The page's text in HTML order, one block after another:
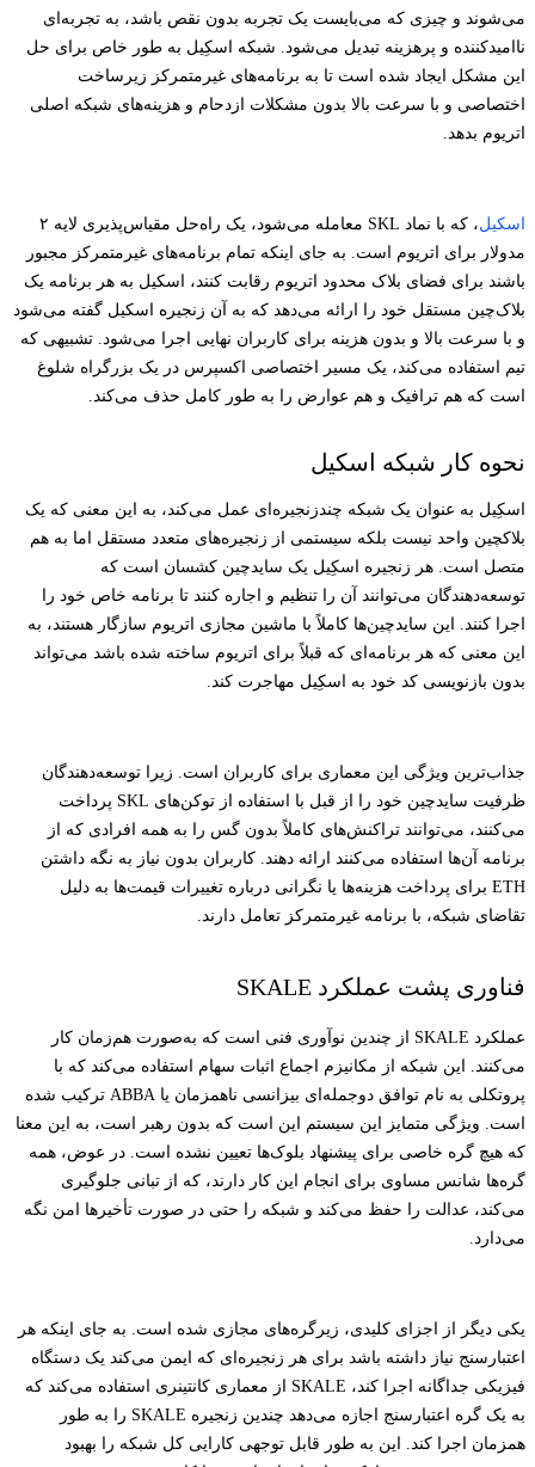
می‌شوند و چیزی که می‌بایست یک تجربه بدون نقص باشد، به تجربه‌ای
ناامیدکننده و پرهزینه تبدیل می‌شود. شبکه اسکِیل به طور خاص برای حل
این مشکل ایجاد شده است تا به برنامه‌های غیرمتمرکز زیرساخت
اختصاصی و با سرعت بالا بدون مشکلات ازدحام و هزینه‌های شبکه اصلی
اتریوم بدهد.
اسکیل
، که با نماد SKL معامله می‌شود، یک راه‌حل مقیاس‌پذیری لایه ۲
مدولار برای اتریوم است. به جای اینکه تمام برنامه‌های غیرمتمرکز مجبور
باشند برای فضای بلاک محدود اتریوم رقابت کنند، اسکیل به هر برنامه یک
بلاک‌چین مستقل خود را ارائه می‌دهد که به آن زنجیره اسکیل گفته می‌شود
و با سرعت بالا و بدون هزینه برای کاربران نهایی اجرا می‌شود. تشبیهی که
تیم استفاده می‌کند، یک مسیر اختصاصی اکسپرس در یک بزرگراه شلوغ
است که هم ترافیک و هم عوارض را به طور کامل حذف می‌کند.
نحوه کار شبکه اسکیل
اسکِیل به عنوان یک شبکه چندزنجیره‌ای عمل می‌کند، به این معنی که یک
بلاکچین واحد نیست بلکه سیستمی از زنجیره‌های متعدد مستقل اما به هم
متصل است. هر زنجیره اسکِیل یک سایدچین کشسان است که
توسعه‌دهندگان می‌توانند آن را تنظیم و اجاره کنند تا برنامه خاص خود را
اجرا کنند. این سایدچین‌ها کاملاً با ماشین مجازی اتریوم سازگار هستند، به
این معنی که هر برنامه‌ای که قبلاً برای اتریوم ساخته شده باشد می‌تواند
بدون بازنویسی کد خود به اسکِیل مهاجرت کند.
جذاب‌ترین ویژگی این معماری برای کاربران است. زیرا توسعه‌دهندگان
ظرفیت سایدچین خود را از قبل با استفاده از توکن‌های SKL پرداخت
می‌کنند، می‌توانند تراکنش‌های کاملاً بدون گس را به همه افرادی که از
برنامه آن‌ها استفاده می‌کنند ارائه دهند. کاربران بدون نیاز به نگه داشتن
ETH برای پرداخت هزینه‌ها یا نگرانی درباره تغییرات قیمت‌ها به دلیل
تقاضای شبکه، با برنامه غیرمتمرکز تعامل دارند.
فناوری پشت عملکرد SKALE
عملکرد SKALE از چندین نوآوری فنی است که به‌صورت هم‌زمان کار
می‌کنند. این شبکه از مکانیزم اجماع اثبات سهام استفاده می‌کند که با
پروتکلی به نام توافق دوجمله‌ای بیزانسی ناهمزمان یا ABBA ترکیب شده
است. ویژگی متمایز این سیستم این است که بدون رهبر است، به این معنا
که هیچ گره خاصی برای پیشنهاد بلوک‌ها تعیین نشده است. در عوض، همه
گره‌ها شانس مساوی برای انجام این کار دارند، که از تبانی جلوگیری
می‌کند، عدالت را حفظ می‌کند و شبکه را حتی در صورت تأخیرها امن نگه
می‌دارد.
یکی دیگر از اجزای کلیدی، زیرگره‌های مجازی شده است. به جای اینکه هر
اعتبارسنج نیاز داشته باشد برای هر زنجیره‌ای که ایمن می‌کند یک دستگاه
فیزیکی جداگانه اجرا کند، SKALE از معماری کانتینری استفاده می‌کند که
به یک گره اعتبارسنج اجازه می‌دهد چندین زنجیره SKALE را به طور
همزمان اجرا کند. این به طور قابل توجهی کارایی کل شبکه را بهبود